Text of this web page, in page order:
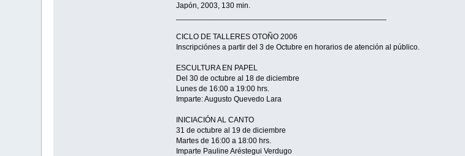
Japón, 2003, 130 min.
CICLO DE TALLERES OTOÑO 2006
Inscripciónes a partir del 3 de Octubre en horarios de atención al público.
ESCULTURA EN PAPEL
Del 30 de octubre al 18 de diciembre
Lunes de 16:00 a 19:00 hrs.
Imparte: Augusto Quevedo Lara
INICIACIÓN AL CANTO
31 de octubre al 19 de diciembre
Martes de 16:00 a 18:00 hrs.
Imparte Pauline Aréstegui Verdugo